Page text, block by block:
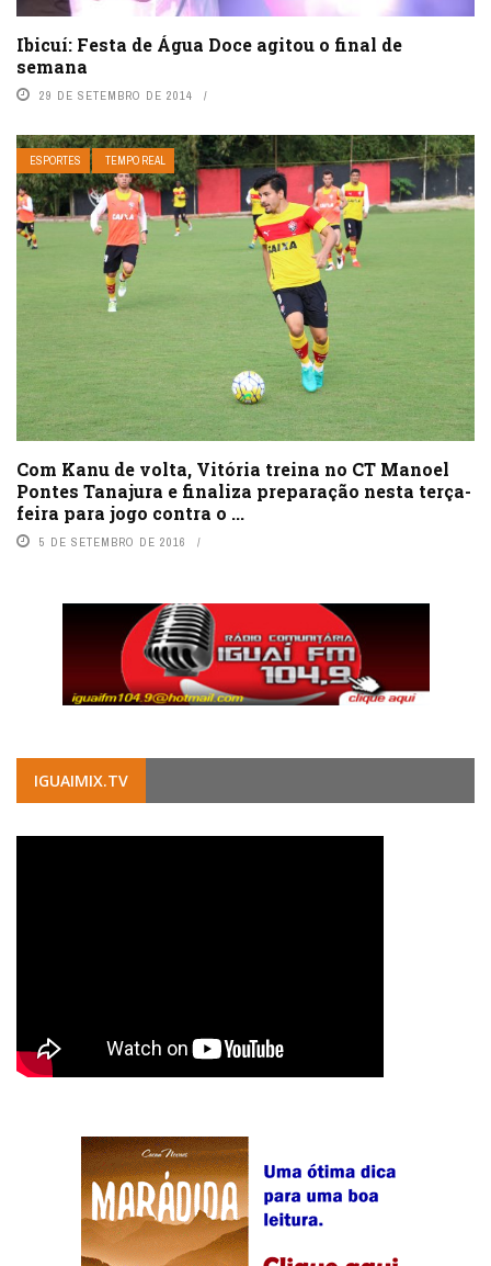
Ibicuí: Festa de Água Doce agitou o final de
semana
29 DE SETEMBRO DE 2014
ESPORTES TEMPO REAL
Com Kanu de volta, Vitória treina no CT Manoel
Pontes Tanajura e finaliza preparação nesta terça-
feira para jogo contra o ...
5 DE SETEMBRO DE 2016
IGUAIMIX.TV